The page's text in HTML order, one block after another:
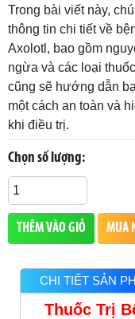
Trong bài viết này,
thông tin chi tiết về
Axolotl, bao gồm
ngừa và các loại
cũng sẽ hướng dẫn
một cách an toàn và
khi điều trị.
Chọn số lượng:
THÊM VÀO GIỎ MUA
CHI TIẾT SẢN
Thuốc Trị